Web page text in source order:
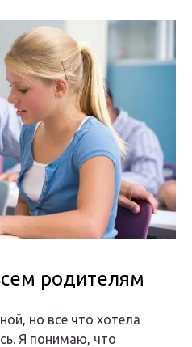
родителям
но все что хотела
Я понимаю, что